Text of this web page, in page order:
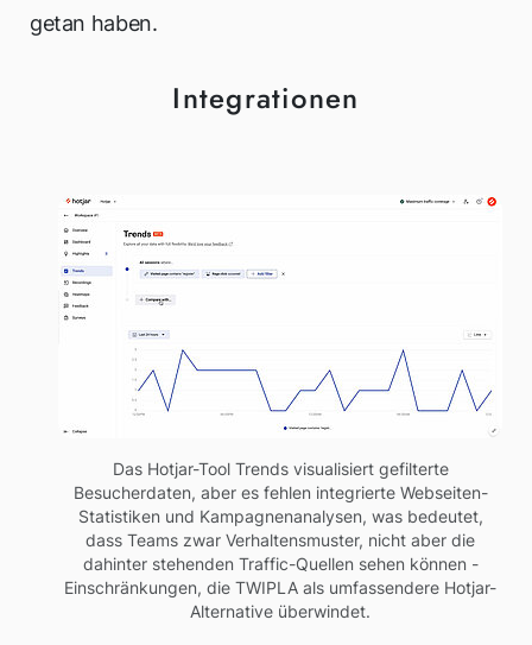
getan haben.
Integrationen
Das Hotjar-Tool Trends visualisiert gefilterte
Besucherdaten, aber es fehlen integrierte Webseiten-
Statistiken und Kampagnenanalysen, was bedeutet,
dass Teams zwar Verhaltensmuster, nicht aber die
dahinter stehenden Traffic-Quellen sehen können -
Einschränkungen, die TWIPLA als umfassendere Hotjar-
Alternative überwindet.